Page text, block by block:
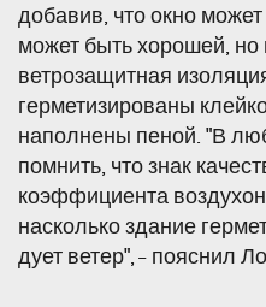
добавив, что окно
может быть хорошей, но
ветрозащитная
герметизированы
наполнены пеной. "В
помнить, что знак
коэффициента
насколько здание
дует ветер", - пояснил